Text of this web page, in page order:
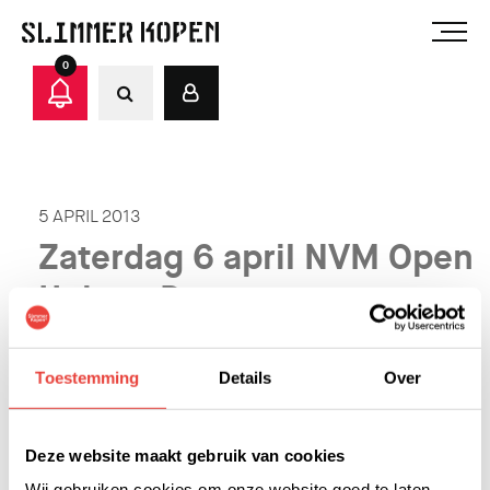
Toestemming Details Over
Deze website maakt gebruik van cookies
0
5 APRIL 2013
Zaterdag 6 april NVM Open
Huizen Dag
heb je nog geen afspraak kunnen maken. Geen
probleem! Zaterdag 6 april kun je vrijblijvend tussen
Slimmer Kopen woningen in Helmond bezichtigen!